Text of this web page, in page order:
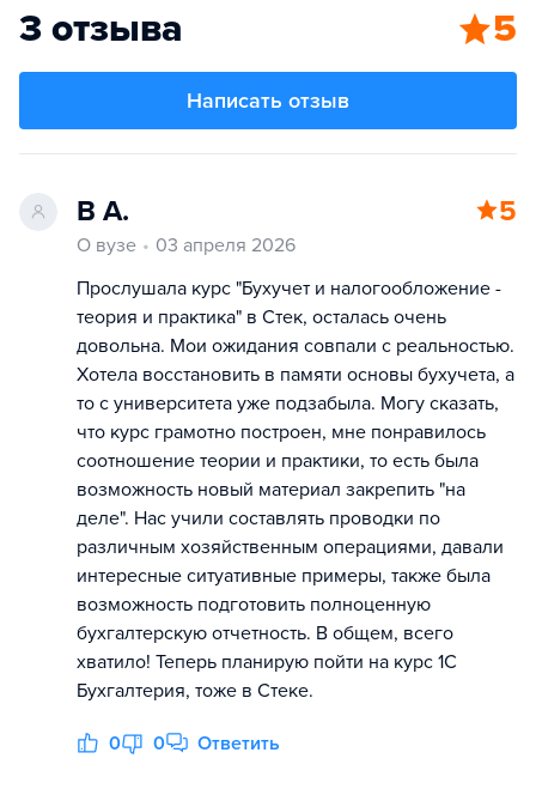
3 отзыва 5
Написать отзыв
В А. 5
О вузе
03 апреля 2026
Прослушала курс "Бухучет и налогообложение -
теория и практика" в Стек, осталась очень
довольна. Мои ожидания совпали с реальностью.
Хотела восстановить в памяти основы бухучета, а
то с университета уже подзабыла. Могу сказать,
что курс грамотно построен, мне понравилось
соотношение теории и практики, то есть была
возможность новый материал закрепить "на
деле". Нас учили составлять проводки по
различным хозяйственным операциями, давали
интересные ситуативные примеры, также была
возможность подготовить полноценную
бухгалтерскую отчетность. В общем, всего
хватило! Теперь планирую пойти на курс 1С
Бухгалтерия, тоже в Стеке.
0 0 Ответить